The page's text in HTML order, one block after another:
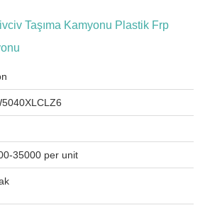
Taşıma Kamyonu Plastik Frp
35000 per unit